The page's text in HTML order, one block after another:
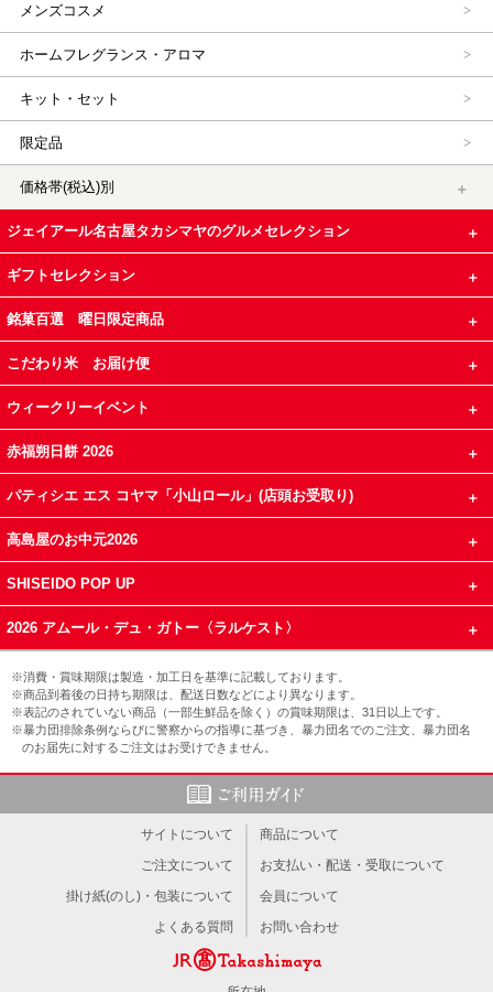
メンズコスメ
ホームフレグランス・アロマ
キット・セット
限定品
価格帯(税込)別
ジェイアール名古屋タカシマヤのグルメセレクション
ギフトセレクション
銘菓百選 曜日限定商品
こだわり米 お届け便
ウィークリーイベント
赤福朔日餅 2026
パティシエ エス コヤマ「小山ロール」(店頭お受取り)
高島屋のお中元2026
SHISEIDO POP UP
2026 アムール・デュ・ガトー〈ラルケスト〉
※消費・賞味期限は製造・加工日を基準に記載しております。
※商品到着後の日持ち期限は、配送日数などにより異なります。
※表記のされていない商品（一部生鮮品を除く）の賞味期限は、31日以上です。
※暴力団排除条例ならびに警察からの指導に基づき、暴力団名でのご注文、暴力団名
のお届先に対するご注文はお受けできません。
サイトについて
商品について
ご注文について
お支払い・配送・受取について
掛け紙(のし)・包装について
会員について
よくある質問
お問い合わせ